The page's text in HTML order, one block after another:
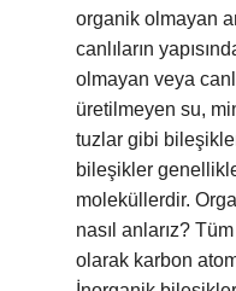
organik olmayan
canlıların
olmayan veya
üretilmeyen su,
tuzlar gibi
bileşikler
moleküllerdir.
nasıl anlarız?
olarak karbon